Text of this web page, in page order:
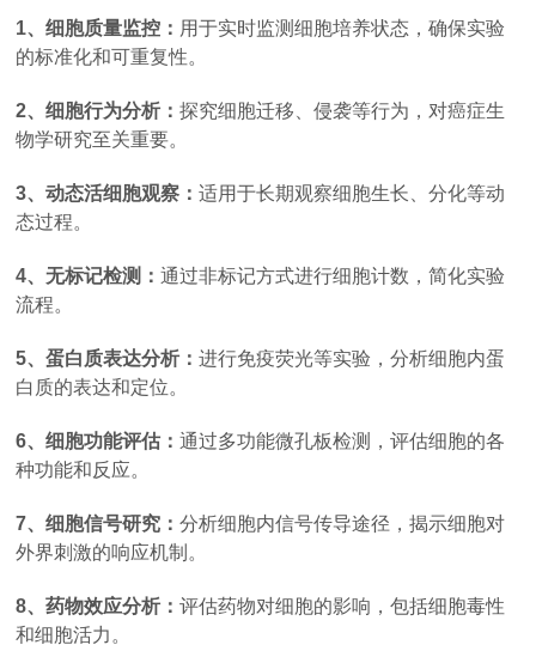
1、细胞质量监控： 用于实时监测细胞培养状态，确保实验
的标准化和可重复性。
2、细胞行为分析：探究细胞迁移、侵袭等行为，对癌症生
物学研究至关重要。
3、动态活细胞观察：适用于长期观察细胞生长、分化等动
态过程。
4、无标记检测：通过非标记方式进行细胞计数，简化实验
流程。
5、蛋白质表达分析：进行免疫荧光等实验，分析细胞内蛋
白质的表达和定位。
6、细胞功能评估：通过多功能微孔板检测，评估细胞的各
种功能和反应。
7、细胞信号研究：分析细胞内信号传导途径，揭示细胞对
外界刺激的响应机制。
8、药物效应分析：评估药物对细胞的影响，包括细胞毒性
和细胞活力。